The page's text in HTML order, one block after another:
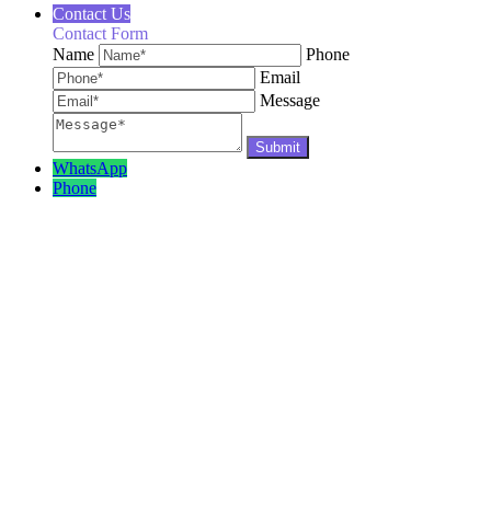
Contact Us
Contact Form
Name
Phone
Email
Message
WhatsApp
Phone